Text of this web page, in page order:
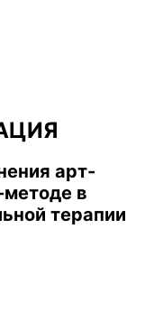
арт-
методе в
терапии